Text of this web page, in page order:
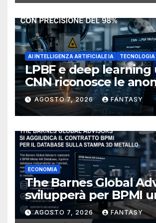
AI INTELLIGENZA ARTIFICIALE IA TECNOLOGIA
LPBF e deep learning
CNN riconosce le
del bagno di fusione
AGOSTO 7, 2026 FANTASY
ECONOMIA
The Barnes Global
svilupperà per BPMI
database per la
metallica destinata
AGOSTO 7, 2026 FANTASY